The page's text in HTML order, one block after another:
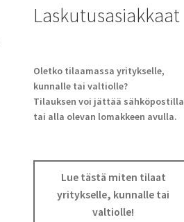
Laskutusasiakkaat
Oletko tilaamassa yritykselle,
kunnalle tai valtiolle?
Tilauksen voi jättää sähköpostilla
tai alla olevan lomakkeen avulla.
Lue tästä miten tilaat
yritykselle, kunnalle tai
valtiolle!